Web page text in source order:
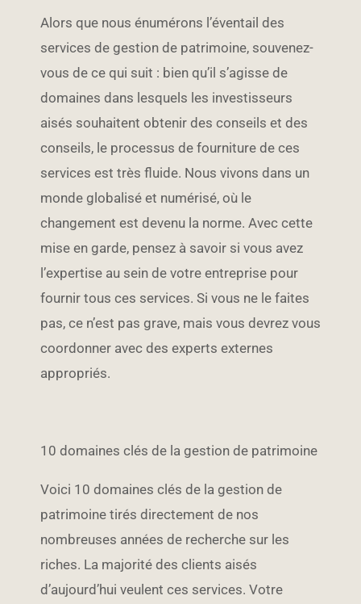
Alors que nous énumérons l’éventail des
services de gestion de patrimoine, souvenez-
vous de ce qui suit : bien qu’il s’agisse de
domaines dans lesquels les investisseurs
aisés souhaitent obtenir des conseils et des
conseils, le processus de fourniture de ces
services est très fluide. Nous vivons dans un
monde globalisé et numérisé, où le
changement est devenu la norme. Avec cette
mise en garde, pensez à savoir si vous avez
l’expertise au sein de votre entreprise pour
fournir tous ces services. Si vous ne le faites
pas, ce n’est pas grave, mais vous devrez vous
coordonner avec des experts externes
appropriés.
10 domaines clés de la gestion de patrimoine
Voici 10 domaines clés de la gestion de
patrimoine tirés directement de nos
nombreuses années de recherche sur les
riches. La majorité des clients aisés
d’aujourd’hui veulent ces services. Votre